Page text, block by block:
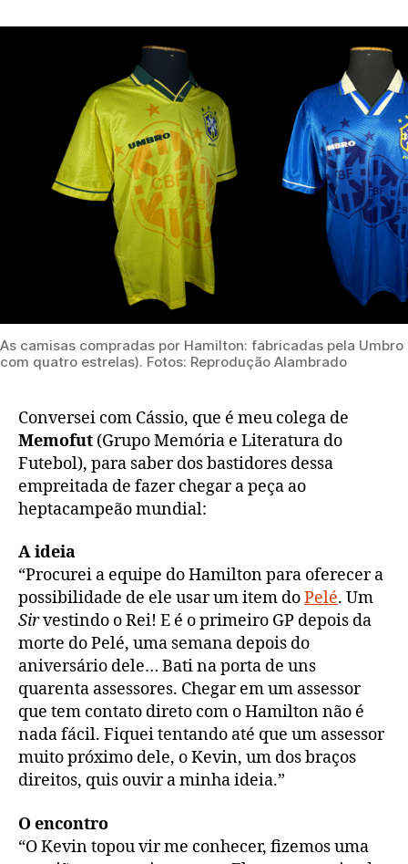
As camisas compradas por Hamilton: fabricadas pela Umbro
com quatro estrelas). Fotos: Reprodução Alambrado
Conversei com Cássio, que é meu colega de
Memofut (Grupo Memória e Literatura do
Futebol), para saber dos bastidores dessa
empreitada de fazer chegar a peça ao
heptacampeão mundial:
A ideia
“Procurei a equipe do Hamilton para oferecer a
possibilidade de ele usar um item doPelé. Um
Sirvestindo o Rei! E é o primeiro GP depois da
morte do Pelé, uma semana depois do
aniversário dele… Bati na porta de uns
quarenta assessores. Chegar em um assessor
que tem contato direto com o Hamilton não é
nada fácil. Fiquei tentando até que um assessor
muito próximo dele, o Kevin, um dos braços
direitos, quis ouvir a minha ideia.”
O encontro
“O Kevin topou vir me conhecer, fizemos uma